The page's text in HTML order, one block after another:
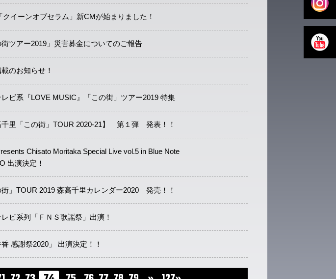
クイーンオブセラム」新CMが始まりました！
街ツアー2019」災害募金についてのご報告
のお知らせ！
レビ系『LOVE MUSIC』「この街」ツアー2019 特集
千里「この街」TOUR 2020-21】 第１弾 発表！！
Chisato Moritaka Special Live vol.5 in Blue Note
出演決定！
街」TOUR 2019 森高千里カレンダー2020 発売！！
ビ系列「ＦＮＳ歌謡祭」出演！
香 感謝祭2020」 出演決定！！